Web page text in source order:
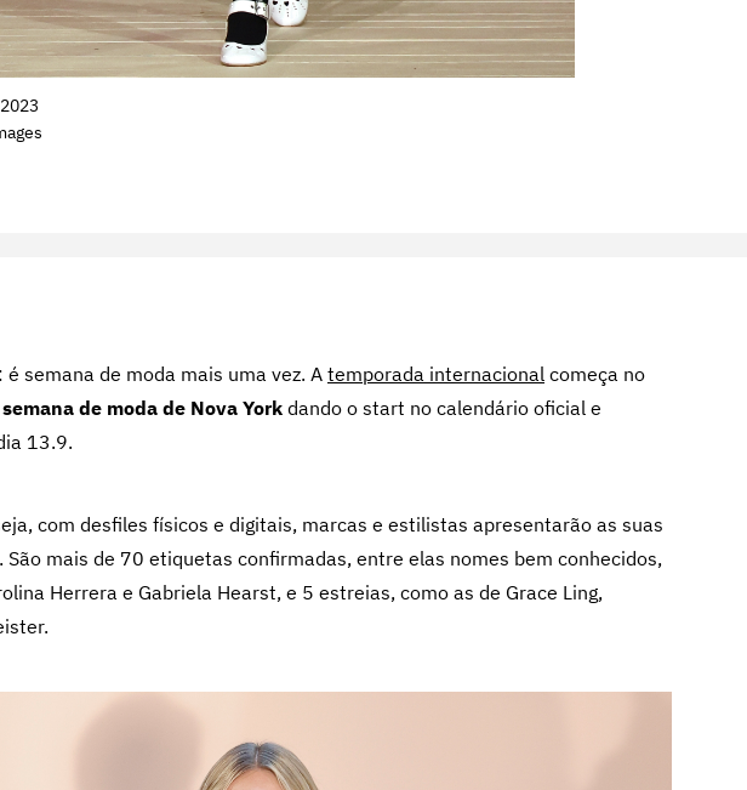
semana de moda mais uma vez. A temporada internacional começa no
semana de moda de Nova York dando o start no calendário oficial e
13.9.
com desfiles físicos e digitais, marcas e estilistas apresentarão as suas
mais de 70 etiquetas confirmadas, entre elas nomes bem conhecidos,
Herrera e Gabriela Hearst, e 5 estreias, como as de Grace Ling,